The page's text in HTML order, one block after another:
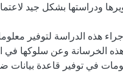
ودراستها بشكل جيد
هذه الدراسة لتوفير
الخرسانة وعن سلوكها في
في توفير قاعدة بيانات